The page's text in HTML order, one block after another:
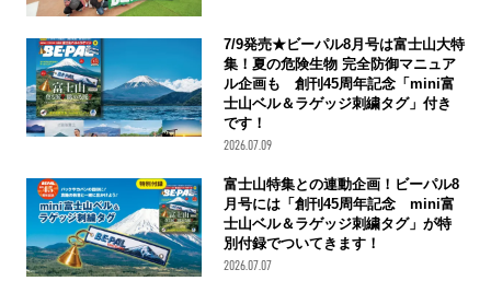
7/9発売★ビーパル8月号は富士山大特
集！夏の危険生物 完全防御マニュア
ル企画も 創刊45周年記念「mini富
士山ベル＆ラゲッジ刺繍タグ」付き
です！
2026.07.09
富士山特集との連動企画！ビーパル8
月号には「創刊45周年記念 mini富
士山ベル＆ラゲッジ刺繍タグ」が特
別付録でついてきます！
2026.07.07